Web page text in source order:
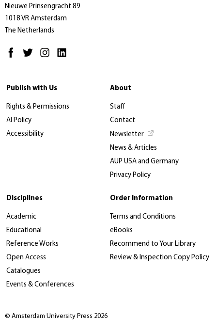
Nieuwe Prinsengracht 89
1018 VR Amsterdam
The Netherlands
Publish with Us
Rights & Permissions
AI Policy
Accessibility
About
Staff
Contact
Newsletter
News & Articles
AUP USA and Germany
Privacy Policy
Disciplines
Academic
Educational
Reference Works
Open Access
Catalogues
Events & Conferences
Order Information
Terms and Conditions
eBooks
Recommend to Your Library
Review & Inspection Copy Policy
© Amsterdam University Press 2026